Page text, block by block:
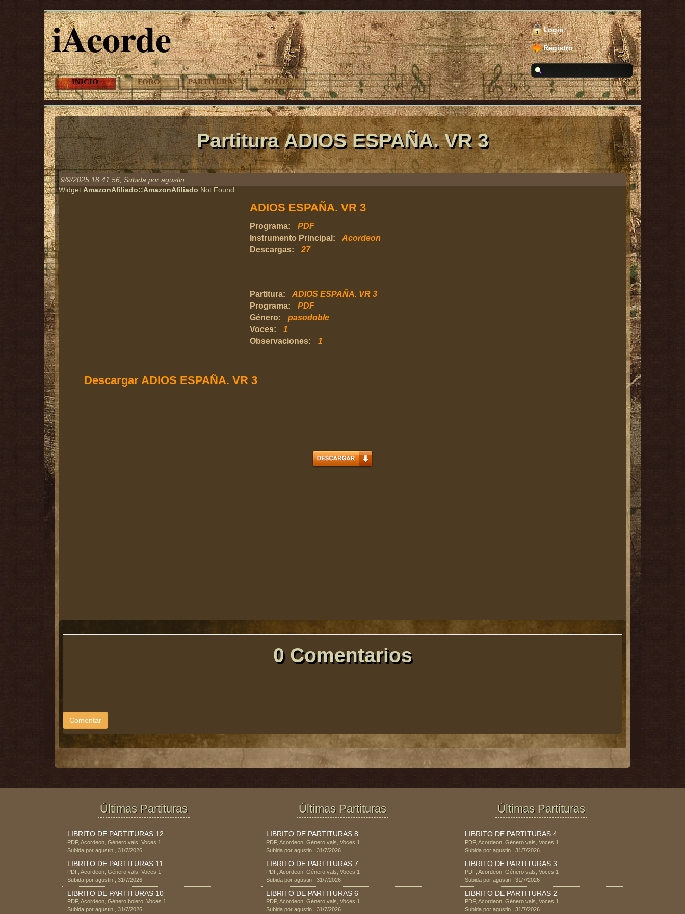
iAcorde Login
Registro
INICIO FORO PARTITURAS FOTOS
Partitura ADIOS ESPAÑA. VR 3
9/9/2025 18:41:56 , Subida por agustin
Widget AmazonAfiliado::AmazonAfiliado Not Found
ADIOS ESPAÑA. VR 3
Programa:
PDF
Instrumento Principal:
Acordeon
Descargas:
27
Partitura:
ADIOS ESPAÑA. VR 3
Programa:
PDF
Género:
pasodoble
Voces:
1
Observaciones:
1
Descargar ADIOS ESPAÑA. VR 3
0 Comentarios
Comentar
Últimas Partituras
LIBRITO DE PARTITURAS 12
PDF, Acordeon , Género vals , Voces 1
Subida por agustin 31/7/2026
LIBRITO DE PARTITURAS 11
PDF, Acordeon , Género vals , Voces 1
Subida por agustin 31/7/2026
LIBRITO DE PARTITURAS 10
PDF, Acordeon , Género bolero , Voces 1
Subida por agustin 31/7/2026
Últimas Partituras
LIBRITO DE PARTITURAS 8
PDF, Acordeon , Género vals , Voces 1
Subida por agustin 31/7/2026
LIBRITO DE PARTITURAS 7
PDF, Acordeon , Género vals , Voces 1
Subida por agustin 31/7/2026
LIBRITO DE PARTITURAS 6
PDF, Acordeon , Género vals , Voces 1
Subida por agustin 31/7/2026
Últimas Partituras
LIBRITO DE PARTITURAS 4
PDF, Acordeon , Género vals , Voces 1
Subida por agustin 31/7/2026
LIBRITO DE PARTITURAS 3
PDF, Acordeon , Género vals , Voces 1
Subida por agustin 31/7/2026
LIBRITO DE PARTITURAS 2
PDF, Acordeon , Género vals , Voces 1
Subida por agustin 31/7/2026